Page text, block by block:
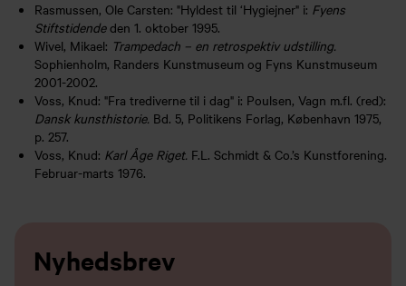
Rasmussen, Ole Carsten: "Hyldest til ‘Hygiejner" i: Fyens
Stiftstidendeden 1. oktober 1995.
Wivel, Mikael: Trampedach – en retrospektiv udstilling.
Sophienholm, Randers Kunstmuseum og Fyns Kunstmuseum
2001-2002.
Voss, Knud: "Fra trediverne til i dag" i: Poulsen, Vagn m.fl. (red):
Dansk kunsthistorie. Bd. 5, Politikens Forlag, København 1975,
p. 257.
Voss, Knud: Karl Åge Riget. F.L. Schmidt & Co.’s Kunstforening.
Februar-marts 1976.
Nyhedsbrev